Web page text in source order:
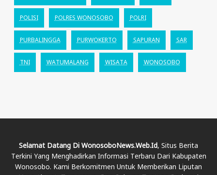
POLISI POLRES WONOSOBO POLRI
PURBALINGGA PURWOKERTO SAPURAN SAR
TNI WATUMALANG WISATA WONOSOBO
Selamat Datang Di WonosoboNews.web.id, Situs Berita
Terkini Yang Menghadirkan Informasi Terbaru Dari Kabupaten
Wonosobo. Kami Berkomitmen Untuk Memberikan Liputan